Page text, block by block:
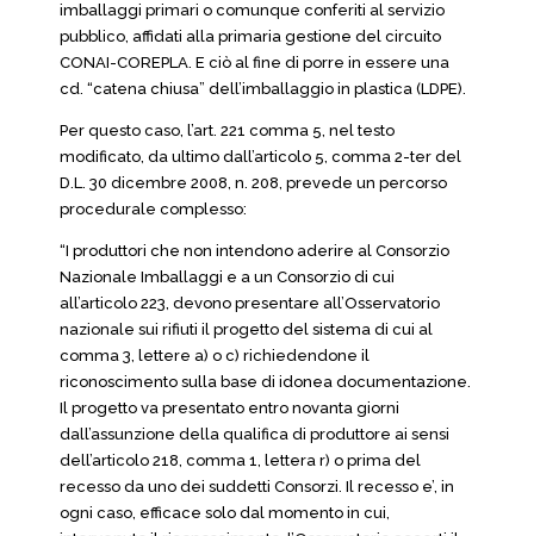
imballaggi primari o comunque conferiti al servizio
pubblico, affidati alla primaria gestione del circuito
CONAI-COREPLA. E ciò al fine di porre in essere una
cd. “catena chiusa” dell’imballaggio in plastica (LDPE).
Per questo caso, l’art. 221 comma 5, nel testo
modificato, da ultimo dall’articolo 5, comma 2-ter del
D.L. 30 dicembre 2008, n. 208, prevede un percorso
procedurale complesso:
“I produttori che non intendono aderire al Consorzio
Nazionale Imballaggi e a un Consorzio di cui
all’articolo 223, devono presentare all’Osservatorio
nazionale sui rifiuti il progetto del sistema di cui al
comma 3, lettere a) o c) richiedendone il
riconoscimento sulla base di idonea documentazione.
Il progetto va presentato entro novanta giorni
dall’assunzione della qualifica di produttore ai sensi
dell’articolo 218, comma 1, lettera r) o prima del
recesso da uno dei suddetti Consorzi. Il recesso e’, in
ogni caso, efficace solo dal momento in cui,